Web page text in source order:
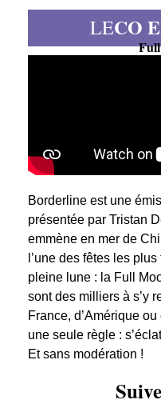
LECO
Borderline est une
présentée par Tristan
emmène en mer de
l’une des fêtes les
pleine lune : la Full
sont des milliers à s’y
France, d’Amérique
une seule règle :
Et sans modération !